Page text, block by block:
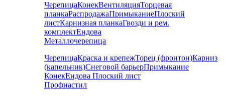
ЧерепицаКонекВентиляцияТорцевая
планкаРаспродажаПримыканиеПлоский
листКарнизная планкаГвозди и рем.
комплектЕндова
Металлочерепица
ЧерепицаКраска и крепежТорец (фронтон)Карниз
(капельник)Снеговой барьерПримыкание
КонекЕндова Плоский лист
Профнастил